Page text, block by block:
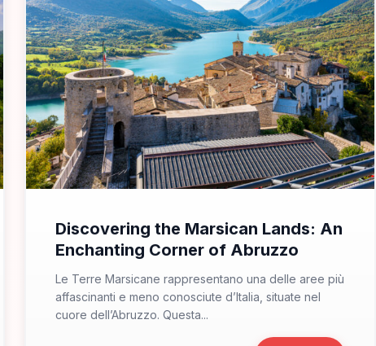
Discovering the Marsican Lands: An
Enchanting Corner of Abruzzo
Le Terre Marsicane rappresentano una delle aree più
affascinanti e meno conosciute d’Italia, situate nel
cuore dell’Abruzzo. Questa...